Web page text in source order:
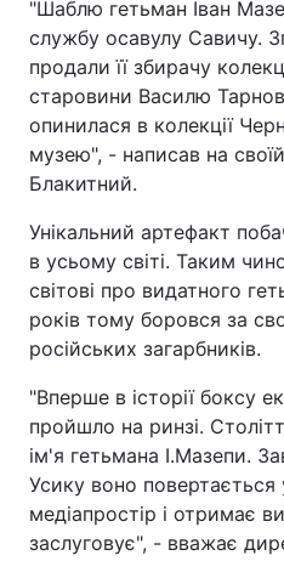
"Шаблю гетьман Іван
службу осавулу Савичу.
продали її збирачу
старовини Василю
опинилася в колекції
музею", - написав на
Блакитний.
Унікальний артефакт
в усьому світі. Таким
світові про видатного
років тому боровся за
російських загарбників.
"Вперше в історії боксу
пройшло на ринзі.
ім'я гетьмана І.Мазепи.
Усику воно повертається
медіапростір і отримає
заслуговує", - вважає